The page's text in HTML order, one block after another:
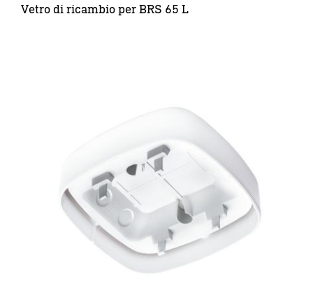
Vetro di ricambio per BRS 65 L